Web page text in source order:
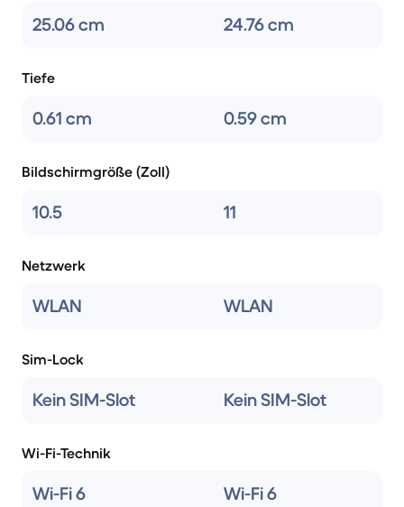
25.06 cm 24.76 cm
Tiefe
0.61 cm 0.59 cm
Bildschirmgröße (Zoll)
10.5 11
Netzwerk
WLAN WLAN
Sim-Lock
Kein SIM-Slot Kein SIM-Slot
Wi-Fi-Technik
Wi-Fi 6
Wi-Fi 6